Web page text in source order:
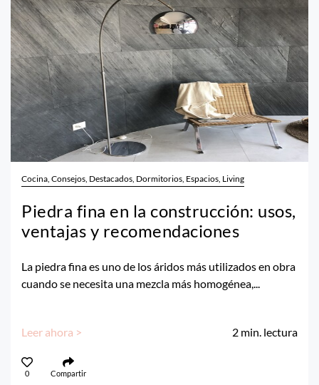
Cocina, Consejos, Destacados, Dormitorios, Espacios, Living
Piedra fina en la construcción: usos,
ventajas y recomendaciones
La piedra fina es uno de los áridos más utilizados en obra
cuando se necesita una mezcla más homogénea,...
Leer ahora > 2 min. lectura
0 Compartir